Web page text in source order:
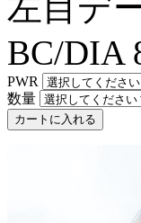
BC/DIA
PWR
数量
カートに入れる